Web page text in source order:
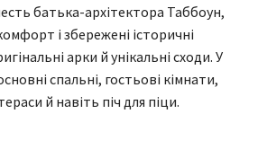
батька-архітектора Таббоун,
і збережені історичні
арки й унікальні сходи. У
спальні, гостьові кімнати,
й навіть піч для піци.